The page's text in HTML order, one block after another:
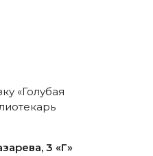
«Голубая
3 «Г»